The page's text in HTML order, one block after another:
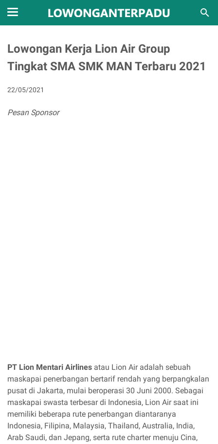
Lowongan Kerja Lion Air Group
Tingkat SMA SMK MAN Terbaru 2021
22/05/2021
Pesan Sponsor
PT Lion Mentari Airlines atau Lion Air adalah sebuah
maskapai penerbangan bertarif rendah yang berpangkalan
pusat di Jakarta, mulai beroperasi 30 Juni 2000. Sebagai
maskapai swasta terbesar di Indonesia, Lion Air saat ini
memiliki beberapa rute penerbangan diantaranya
Indonesia, Filipina, Malaysia, Thailand, Australia, India,
Arab Saudi, dan Jepang, serta rute charter menuju Cina,